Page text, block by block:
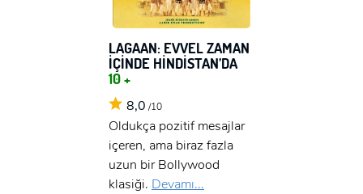
GIRIŞ YAP
ÜYE OL
Ad Soyad:
LAGAAN: EVVEL ZAMAN
İÇİNDE HİNDİSTAN’DA
10 +
8,0 /10
Oldukça pozitif mesajlar
içeren, ama biraz fazla
uzun bir Bollywood
klasiği. Devamı...